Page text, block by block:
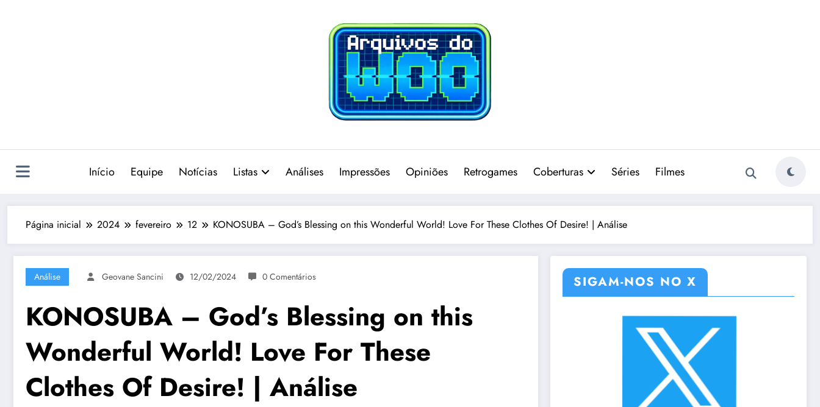
Início Equipe Notícias Listas Análises Impressões Opiniões Retrogames Coberturas Séries Filmes
Página inicial 2024 fevereiro 12 KONOSUBA – God’s Blessing on this Wonderful World! Love For These Clothes Of Desire! | Análise
Análise Geovane Sancini 12/02/2024 0 Comentários
KONOSUBA – God’s Blessing on this
Wonderful World! Love For These
Clothes Of Desire! | Análise
SIGAM-NOS NO X